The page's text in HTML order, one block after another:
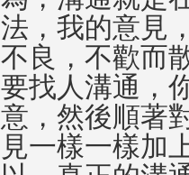
法，我的意見
不良，不歡而
要找人溝通，
意，然後順著
見一樣一樣加